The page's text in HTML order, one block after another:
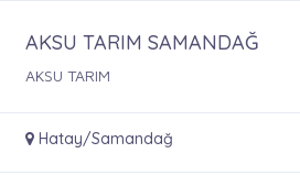
AKSU TARIM SAMANDAĞ
AKSU TARIM
Hatay/Samandağ